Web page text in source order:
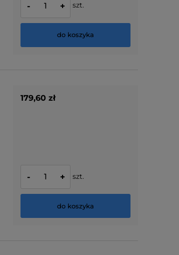
- + szt.
do koszyka
179,60 zł
- + szt.
do koszyka